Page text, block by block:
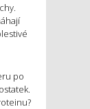
po